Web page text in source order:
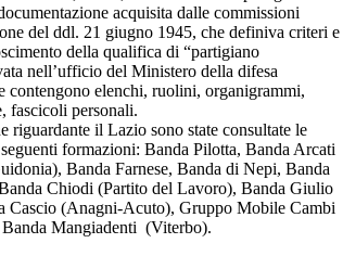
acquisita dalle commissioni
del ddl. 21 giugno 1945, che definiva criteri e
della qualifica di “partigiano
nell’ufficio del Ministero della difesa
contengono elenchi, ruolini, organigrammi,
fascicoli personali.
riguardante il Lazio sono state consultate le
formazioni: Banda Pilotta, Banda Arcati
Banda Farnese, Banda di Nepi, Banda
Chiodi (Partito del Lavoro), Banda Giulio
Cascio (Anagni-Acuto), Gruppo Mobile Cambi
Mangiadenti (Viterbo).